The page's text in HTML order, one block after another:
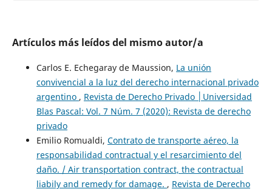
Artículos más leídos del mismo autor/a
Carlos E. Echegaray de Maussion, La unión
convivencial a la luz del derecho internacional privado
argentino , Revista de Derecho Privado │Universidad
Blas Pascal: Vol. 7 Núm. 7 (2020): Revista de derecho
privado
Emilio Romualdi, Contrato de transporte aéreo, la
responsabilidad contractual y el resarcimiento del
daño. / Air transportation contract, the contractual
liabily and remedy for damage. , Revista de Derecho